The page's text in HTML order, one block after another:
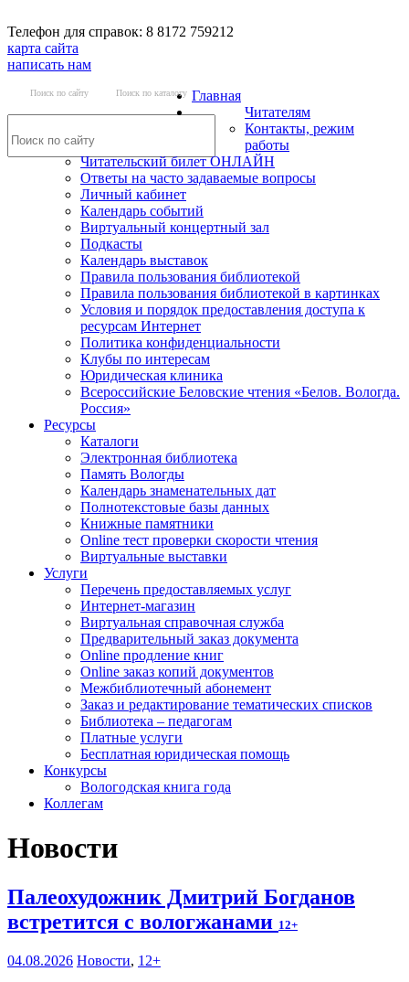
Телефон для справок: 8 8172 759212
карта сайта
написать нам
Поиск по сайту Поиск по каталогу Главная
Читателям
Контакты, режим
работы
Читательский билет ОНЛАЙН
Ответы на часто задаваемые вопросы
Личный кабинет
Календарь событий
Виртуальный концертный зал
Подкасты
Календарь выставок
Правила пользования библиотекой
Правила пользования библиотекой в картинках
Условия и порядок предоставления доступа к
ресурсам Интернет
Политика конфиденциальности
Клубы по интересам
Юридическая клиника
Всероссийские Беловские чтения «Белов. Вологда.
Россия»
Ресурсы
Каталоги
Электронная библиотека
Память Вологды
Календарь знаменательных дат
Полнотекстовые базы данных
Книжные памятники
Online тест проверки скорости чтения
Виртуальные выставки
Услуги
Перечень предоставляемых услуг
Интернет-магазин
Виртуальная справочная служба
Предварительный заказ документа
Online продление книг
Online заказ копий документов
Межбиблиотечный абонемент
Заказ и редактирование тематических списков
Библиотека – педагогам
Платные услуги
Бесплатная юридическая помощь
Конкурсы
Вологодская книга года
Коллегам
Новости
Палеохудожник Дмитрий Богданов
встретится с вологжанами 12+
04.08.2026 Новости, 12+